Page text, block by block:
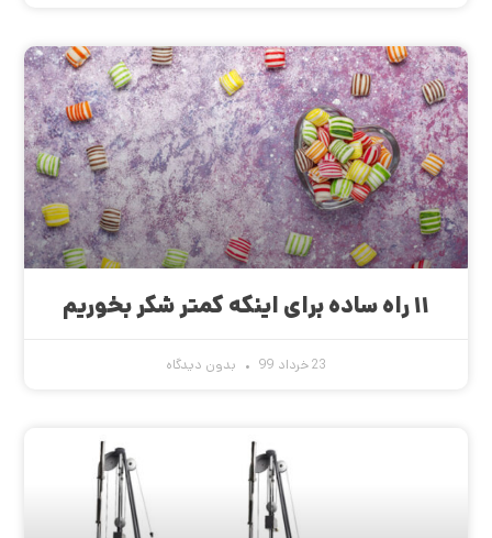
۱۱ راه ساده برای اینکه کمتر شکر بخوریم
23 خرداد 99 بدون دیدگاه